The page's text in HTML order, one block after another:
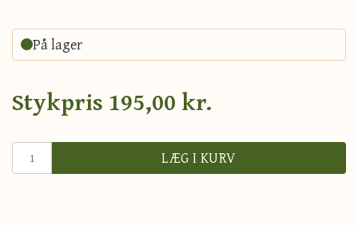
På lager
Stykpris 195,00 kr.
LÆG I KURV